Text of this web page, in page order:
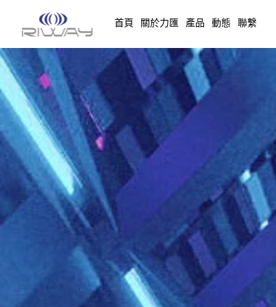
首頁 關於力匯 產品 動態 聯繫